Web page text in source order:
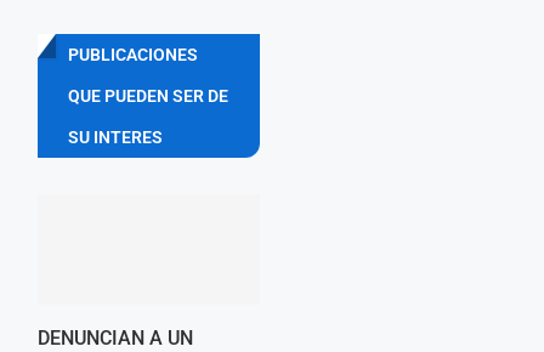
PUBLICACIONES
QUE PUEDEN SER DE
SU INTERES
DENUNCIAN A UN